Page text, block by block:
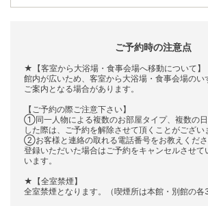
ご予約時の注意点
★【客室から大浴場・食事会場へ移動について】
館内が広いため、客室から大浴場・食事会場のい
ご案内となる場合があります。
【ご予約の際ご注意下さい】
①同一人物による複数のお部屋タイプ、複数の
した際は、ご予約を解除させて頂くことがござい
②お客様と連絡の取れる電話番号をお教えくだ
登録いただいた場合はご予約をキャンセルさせて
います。
★【全室禁煙】
全室禁煙となります。（喫煙所は本館・別館の各